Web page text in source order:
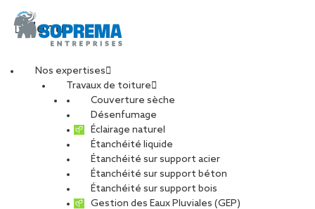
Menu
Nos expertises
Travaux de toiture
Couverture sèche
Désenfumage
Éclairage naturel
Étanchéité liquide
Étanchéité sur support acier
Étanchéité sur support béton
Étanchéité sur support bois
Gestion des Eaux Pluviales (GEP)
PARTAGER